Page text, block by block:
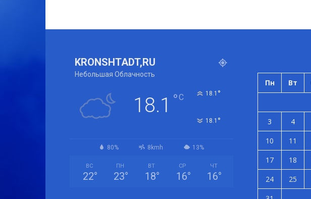
KRONSHTADT,RU
Небольшая Облачность
18.1 °C 18.1 °
18.1 °
80% 8kmh 13%
ВС
22°
ПН
23°
ВТ
18°
СР
16°
ЧТ
16°
Пн Вт
3
4
10
11
17
18
24
25